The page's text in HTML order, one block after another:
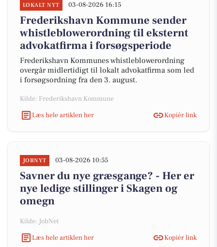
LOKALT NYT 03-08-2026 16:15
Frederikshavn Kommune sender
whistleblowerordning til eksternt
advokatfirma i forsøgsperiode
Frederikshavn Kommunes whistleblowerordning
overgår midlertidigt til lokalt advokatfirma som led
i forsøgsordning fra den 3. august.
Kilde: Frederikshavn Kommune
Læs hele artiklen her
Kopiér link
JOBNYT 03-08-2026 10:55
Savner du nye græsgange? - Her er
nye ledige stillinger i Skagen og
omegn
Kilde: JobNet
Læs hele artiklen her
Kopiér link